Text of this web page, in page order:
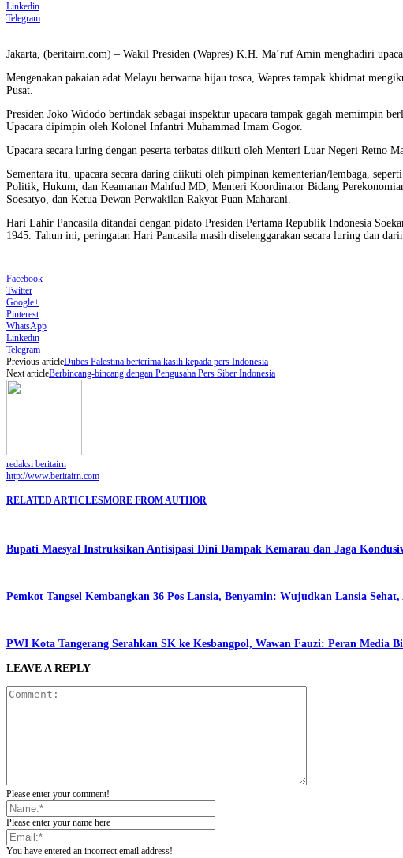
Linkedin
Telegram
Jakarta, (beritairn.com) – Wakil Presiden (Wapres) K.H. Ma’ruf Amin menghadiri
Mengenakan pakaian adat Melayu berwarna hijau tosca, Wapres tampak khidmat
Pusat.
Presiden Joko Widodo bertindak sebagai inspektur upacara tampak gagah memimpin
Upacara dipimpin oleh Kolonel Infantri Muhammad Imam Gogor.
Upacara secara luring dengan peserta terbatas diikuti oleh Menteri Luar Negeri Retno
Sementara itu, upacara secara daring diikuti oleh pimpinan kementerian/lembaga,
Politik, Hukum, dan Keamanan Mahfud MD, Menteri Koordinator Bidang
Soesatyo, dan Ketua Dewan Perwakilan Rakyat Puan Maharani.
Hari Lahir Pancasila ditandai dengan pidato Presiden Pertama Republik Indonesia
1945. Tahun ini, peringatan Hari Pancasila masih diselenggarakan secara luring dan
Facebook
Twitter
Google+
Pinterest
WhatsApp
Linkedin
Telegram
Previous articleDubes Palestina berterima kasih kepada pers Indonesia
Next articleBerbincang-bincang dengan Pengusaha Pers Siber Indonesia
redaksi beritairn
http://www.beritairn.com
RELATED ARTICLESMORE FROM AUTHOR
Bupati Maesyal Instruksikan Antisipasi Dini Dampak Kemarau dan Jaga
Pemkot Tangsel Kembangkan 36 Pos Lansia, Benyamin: Wujudkan Lansia
PWI Kota Tangerang Serahkan SK ke Kesbangpol, Wawan Fauzi: Peran Media
LEAVE A REPLY
Please enter your comment!
Please enter your name here
You have entered an incorrect email address!